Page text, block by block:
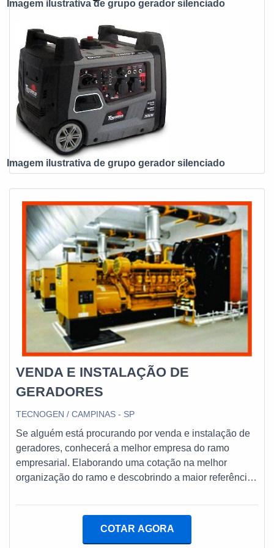
Imagem ilustrativa de grupo gerador silenciado
Imagem ilustrativa de grupo gerador silenciado
VENDA E INSTALAÇÃO DE
GERADORES
TECNOGEN / CAMPINAS - SP
Se alguém está procurando por venda e instalação de
geradores, conhecerá a melhor empresa do ramo
empresarial. Elaborando uma cotação na melhor
organização do ramo e descobrindo a maior referência
por venda e instalação de geradores, com a equipe da
COTAR AGORA